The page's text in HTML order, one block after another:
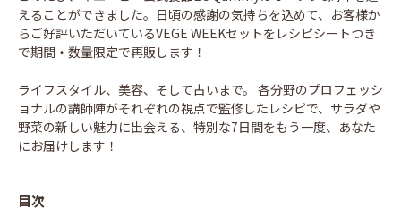
えることができました。日頃の感謝の気持ちを込めて、お客様か
らご好評いただいているVEGE WEEKセットをレシピシートつき
で期間・数量限定で再販します！
ライフスタイル、美容、そして占いまで。 各分野のプロフェッシ
ョナルの講師陣がそれぞれの視点で監修したレシピで、サラダや
野菜の新しい魅力に出会える、特別な7日間をもう一度、あなた
にお届けします！
目次